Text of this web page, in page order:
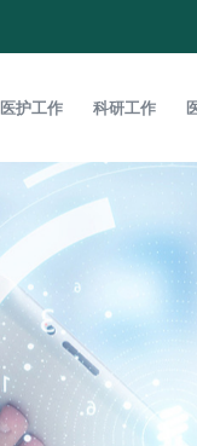
医护工作 科研工作